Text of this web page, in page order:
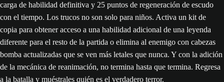
carga de habilidad definitiva y 25 puntos de regeneración de escudo
con el tiempo. Los trucos no son solo para niños. Activa un kit de
copia para obtener acceso a una habilidad adicional de una leyenda
diferente para el resto de la partida o elimina al enemigo con cabezas
bomba actualizadas que se ven más letales que nunca. Y con la adición
de la mecánica de reanimación, no termina hasta que termina. Regresa
a la batalla y muéstrales quién es el verdadero terror.